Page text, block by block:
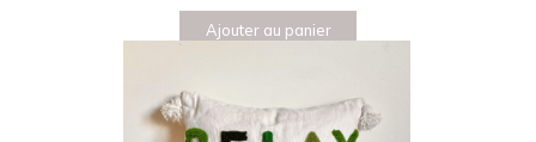
Ajouter au panier